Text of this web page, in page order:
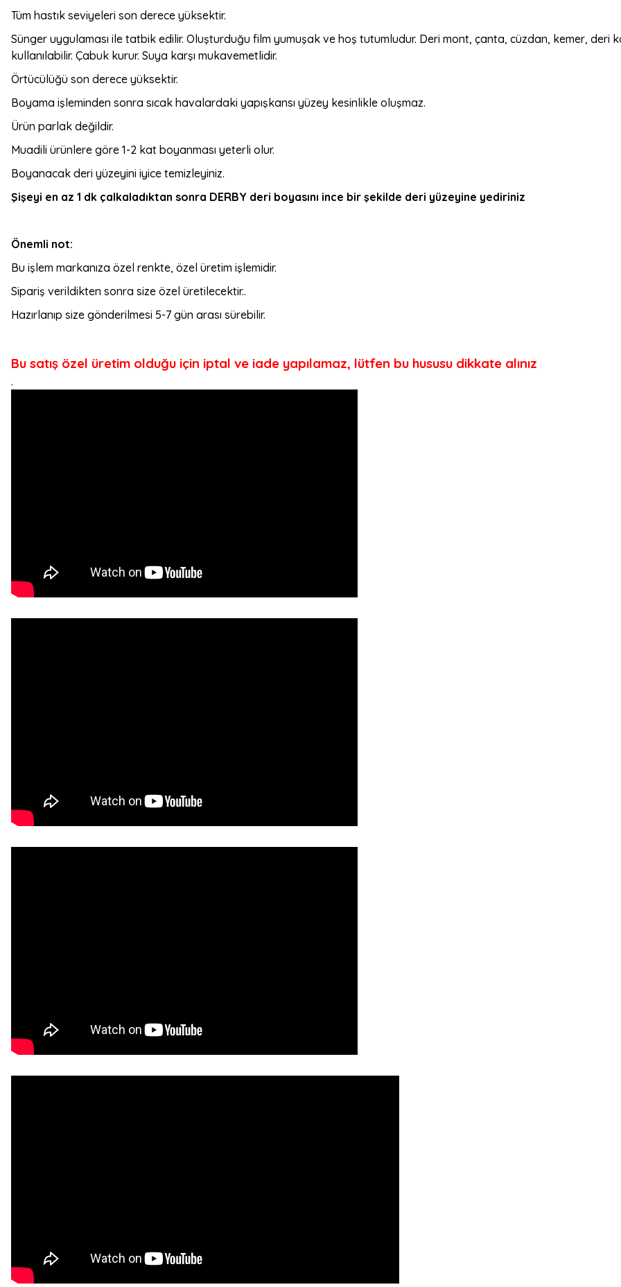
Tüm hastık seviyeleri son derece yüksektir.
Sünger uygulaması ile tatbik edilir. Oluşturduğu film yumuşak ve hoş tutumludur. Deri mont, çanta, cüzdan, kemer,
kullanılabilir. Çabuk kurur. Suya karşı mukavemetlidir.
Örtücülüğü son derece yüksektir.
Boyama işleminden sonra sıcak havalardaki yapışkansı yüzey kesinlikle oluşmaz.
Ürün parlak değildir.
Muadili ürünlere göre 1-2 kat boyanması yeterli olur.
Boyanacak deri yüzeyini iyice temizleyiniz.
Şişeyi en az 1 dk çalkaladıktan sonra DERBY deri boyasını ince bir şekilde deri yüzeyine yediriniz
Önemli not:
Bu işlem markanıza özel renkte, özel üretim işlemidir.
Sipariş verildikten sonra size özel üretilecektir..
Hazırlanıp size gönderilmesi 5-7 gün arası sürebilir.
Bu satış özel üretim olduğu için iptal ve iade yapılamaz, lütfen bu hususu dikkate alınız
.